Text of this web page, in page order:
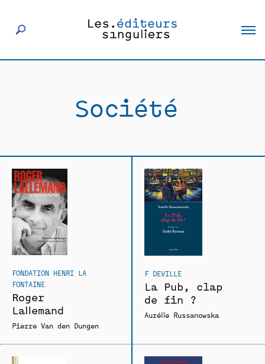
Actualités
Rencontres
Société
FONDATION HENRI LA
FONTAINE
Roger
Lallemand
Pierre Van den Dungen
F DEVILLE
La Pub, clap
de fin ?
Aurélie Russanowska